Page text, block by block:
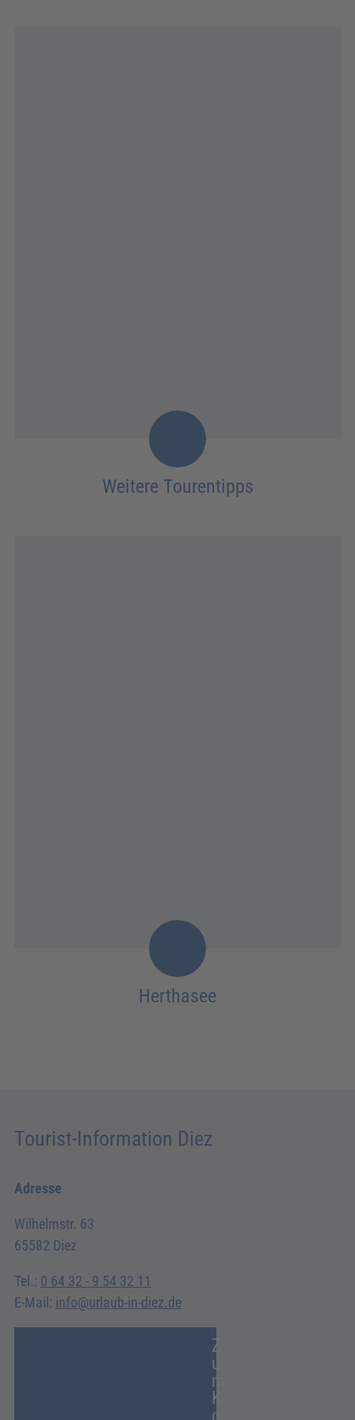
Weitere Tourentipps
Herthasee
Tourist-Information Diez
Adresse
Wilhelmstr. 63
65582 Diez
Tel.: 0 64 32 - 9 54 32 11
E-Mail: info@urlaub-in-diez.de
Z
u
m
K
o